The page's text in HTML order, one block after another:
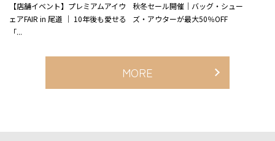
【店舗イベント】プレミアムアイウ
ェアFAIR in 尾道 ｜ 10年後も愛せる
「...
秋冬セール開催｜バッグ・シュー
ズ・アウターが最大50％OFF
MORE